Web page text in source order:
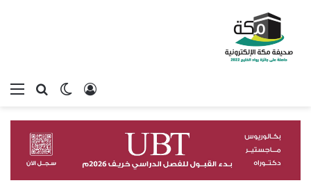
بحثالوضع
تسجيل الدخول